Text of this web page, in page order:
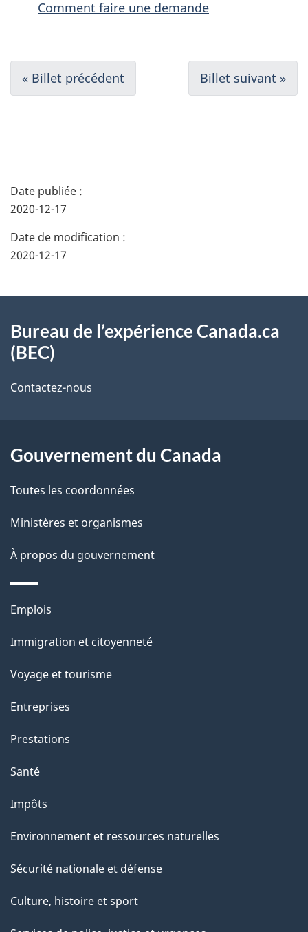
Comment faire une demande
N
a
g
a
t
n
d
a
s
l
e
d
o
c
u
m
e
n
Billet suivant »
« Billet précédent
é
t
a
i
l
s
d
a
p
a
g
e
Date publiée :
2020-12-17
Date de modification :
2020-12-17
propos
de
ce
Bureau de l’expérience Canada.ca
(BEC)
Contactez-nous
Gouvernement du Canada
Toutes les coordonnées
Ministères et organismes
À propos du gouvernement
Thèmes
sujets
Emplois
Immigration et citoyenneté
Voyage et tourisme
Entreprises
Prestations
Santé
Impôts
Environnement et ressources naturelles
Sécurité nationale et défense
Culture, histoire et sport